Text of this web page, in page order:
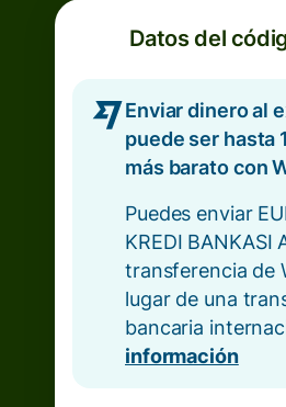
Datos del
Enviar dinero al
puede ser hasta
más barato con
Puedes enviar
KREDI BANKASI
transferencia de
lugar de una
bancaria
información